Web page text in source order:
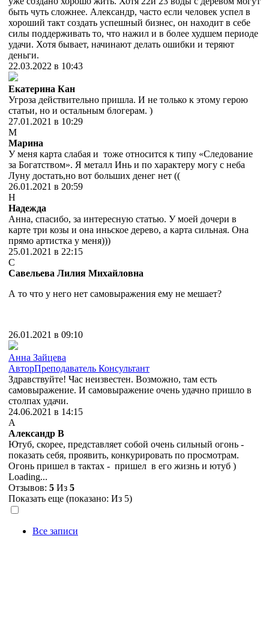
быть чуть сложнее. Александр, часто если человек успел в
хороший такт создать успешный бизнес, он находит в себе
силы поддерживать то, что нажил и в более худшем периоде
удачи. Хотя бывает, начинают делать ошибки и теряют
деньги.
22.03.2022 в 10:43
Екатерина Кан
Угроза действительно пришла. И не только к этому герою
статьи, но и остальным блогерам. )
27.01.2021 в 10:29
М
Марина
У меня карта слабая и тоже относится к типу «Следование
за Богатством». Я металл Инь и по характеру могу с неба
Луну достать,но вот больших денег нет ((
26.01.2021 в 20:59
Н
Надежда
Анна, спасибо, за интересную статью. У моей дочери в
карте три козы и она иньское дерево, а карта сильная. Она
прямо артистка у меня)))
25.01.2021 в 22:15
С
Савельева Лилия Михайловна
А то что у него нет самовыражения ему не мешает?
26.01.2021 в 09:10
Анна Зайцева
АвторПреподаватель Консультант
Здравствуйте! Час неизвестен. Возможно, там есть
самовыражение. И самовыражение очень удачно пришло в
столпах удачи.
24.06.2021 в 14:15
А
Александр В
Ютуб, скорее, представляет собой очень сильный огонь -
показать себя, проявить, конкурировать по просмотрам.
Огонь пришел в тактах - пришел в его жизнь и ютуб )
Loading...
Отзывов: 5 Из 5
Показать еще (показано: Из 5)
Все записи